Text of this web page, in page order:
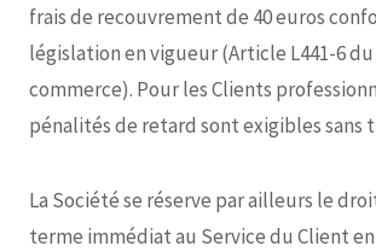
frais de recouvrement de 40 euros
législation en vigueur (Article L441-6 du
commerce). Pour les Clients
pénalités de retard sont exigibles sans
La Société se réserve par ailleurs le
terme immédiat au Service du Client